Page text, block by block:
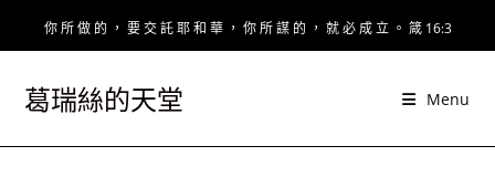
你 所 做 的 ， 要 交 託 耶 和 華 ， 你 所 謀 的 ， 就 必 成 立 。 箴 16:3
葛瑞絲的天堂 Menu